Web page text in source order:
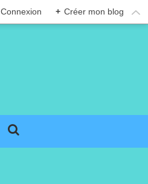
Connexion + Créer mon blog